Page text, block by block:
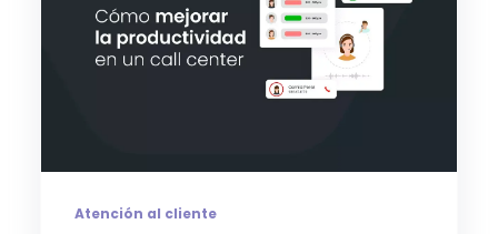
Atención al cliente